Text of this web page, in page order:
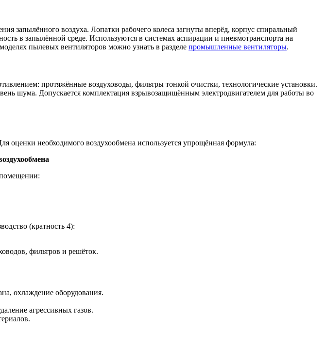
запылённого воздуха. Лопатки рабочего колеса загнуты вперёд, корпус спиральный
в запылённой среде. Используются в системах аспирации и пневмотранспорта на
пылевых вентиляторов можно узнать в разделе промышленные вентиляторы.
протяжённые воздуховоды, фильтры тонкой очистки, технологические установки.
шума. Допускается комплектация взрывозащищённым электродвигателем для работы во
необходимого воздухообмена используется упрощённая формула:
помещении:
(кратность 4):
фильтров и решёток.
охлаждение оборудования.
агрессивных газов.